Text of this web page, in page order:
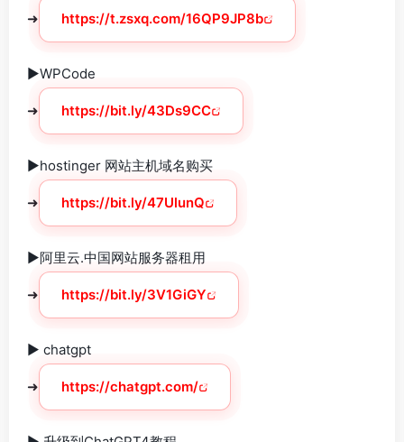
➜ https://t.zsxq.com/16QP9JP8b
►WPCode
➜ https://bit.ly/43Ds9CC
►hostinger 网站主机域名购买
➜ https://bit.ly/47UlunQ
►阿里云.中国网站服务器租用
➜ https://bit.ly/3V1GiGY
► chatgpt
➜ https://chatgpt.com/